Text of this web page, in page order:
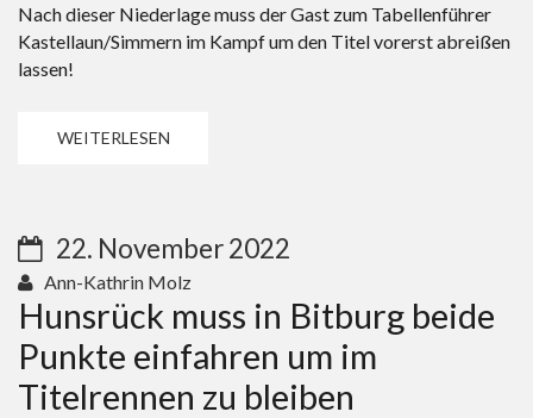
Nach dieser Niederlage muss der Gast zum Tabellenführer
Kastellaun/Simmern im Kampf um den Titel vorerst abreißen
lassen!
WEITERLESEN
22. November 2022
Ann-Kathrin Molz
Hunsrück muss in Bitburg beide
Punkte einfahren um im
Titelrennen zu bleiben